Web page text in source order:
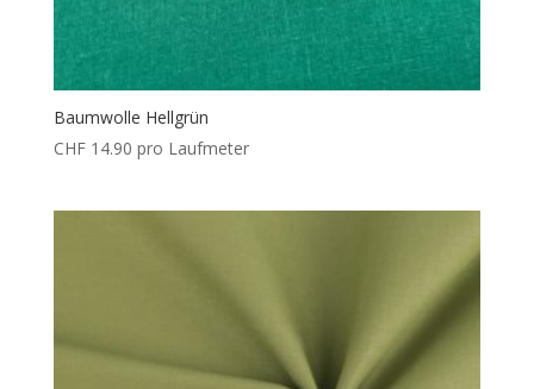
Baumwolle Hellgrün
CHF14.90 pro Laufmeter